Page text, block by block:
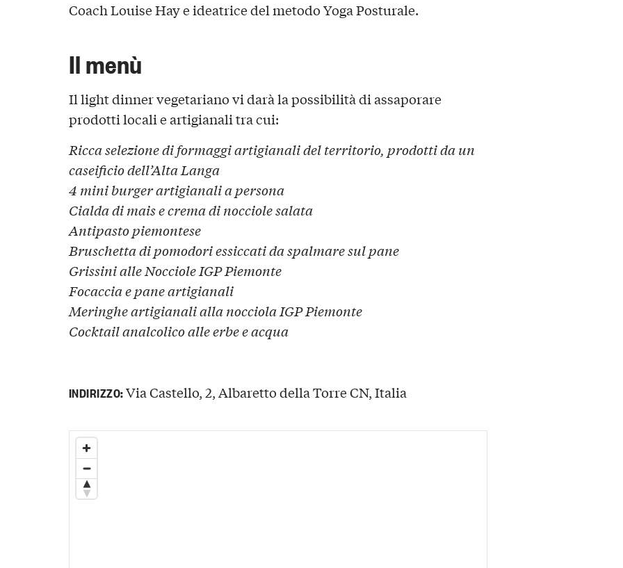
Coach Louise Hay e ideatrice del metodo Yoga Posturale.
Il menù
Il light dinner vegetariano vi darà la possibilità di assaporare
prodotti locali e artigianali tra cui:
Ricca selezione di formaggi artigianali del territorio, prodotti da un
caseificio dell’Alta Langa
4 mini burger artigianali a persona
Cialda di mais e crema di nocciole salata
Antipasto piemontese
Bruschetta di pomodori essiccati da spalmare sul pane
Grissini alle Nocciole IGP Piemonte
Focaccia e pane artigianali
Meringhe artigianali alla nocciola IGP Piemonte
Cocktail analcolico alle erbe e acqua
INDIRIZZO:Via Castello, 2, Albaretto della Torre CN, Italia